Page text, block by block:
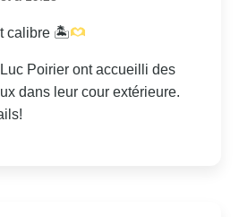
calibre 🏝
Poirier ont accueilli des
dans leur cour extérieure.